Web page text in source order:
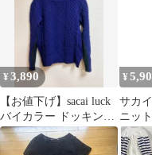
¥3,890
【お値下げ】sacai luck
バイカラー ドッキング
ニット ケーブル モ
ヘア
¥
サカ
ニッ
ロン
ー /